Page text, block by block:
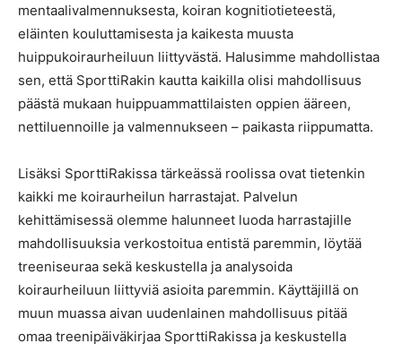
mentaalivalmennuksesta, koiran kognitiotieteestä,
eläinten kouluttamisesta ja kaikesta muusta
huippukoiraurheiluun liittyvästä. Halusimme mahdollistaa
sen, että SporttiRakin kautta kaikilla olisi mahdollisuus
päästä mukaan huippuammattilaisten oppien ääreen,
nettiluennoille ja valmennukseen – paikasta riippumatta.
Lisäksi SporttiRakissa tärkeässä roolissa ovat tietenkin
kaikki me koiraurheilun harrastajat. Palvelun
kehittämisessä olemme halunneet luoda harrastajille
mahdollisuuksia verkostoitua entistä paremmin, löytää
treeniseuraa sekä keskustella ja analysoida
koiraurheiluun liittyviä asioita paremmin. Käyttäjillä on
muun muassa aivan uudenlainen mahdollisuus pitää
omaa treenipäiväkirjaa SporttiRakissa ja keskustella